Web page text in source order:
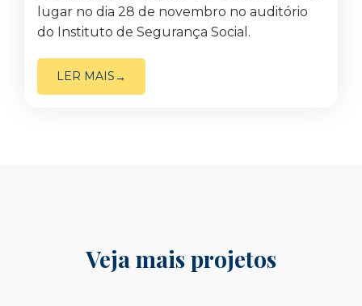
lugar no dia 28 de novembro no auditório
do Instituto de Segurança Social.
LER MAIS
Veja mais projetos